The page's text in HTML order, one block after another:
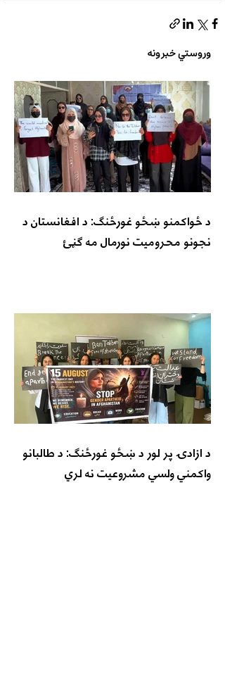
وروستي خبرونه
د ځواکمنو ښځو غورځنګ: د افغانستان د
نجونو محرومیت نورمال مه ګڼئ
د ازادۍ پر لور د ښځو غورځنګ: د طالبانو
واکمني ولسي مشروعیت نه لري